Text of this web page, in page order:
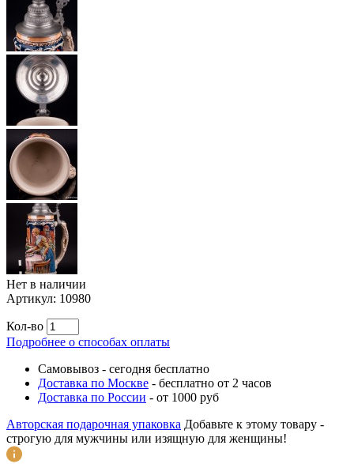
Нет в наличии
Артикул: 10980
Кол-во
Подробнее о способах оплаты
Самовывоз - сегодня бесплатно
Доставка по Москве - бесплатно от 2 часов
Доставка по России - от 1000 руб
Авторская подарочная упаковка Добавьте к этому товару -
строгую для мужчины или изящную для женщины!